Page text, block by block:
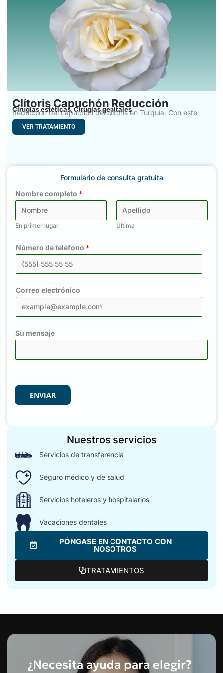
Clítoris Capuchón Reducción
Cirugías estéticas,Cirugías genitales
Reducción del capuchón del clítoris en Turquía. Con este
método
VER TRATAMIENTO
Formulario de consulta gratuita
Nombre completo *
En primer lugar Última
Número de teléfono *
Correo electrónico
Su mensaje
ENVIAR
Nuestros servicios
Servicios de transferencia
Seguro médico y de salud
Servicios hoteleros y hospitalarios
Vacaciones dentales
PÓNGASE EN CONTACTO CON
NOSOTROS
TRATAMIENTOS
¿Necesita ayuda para elegir?